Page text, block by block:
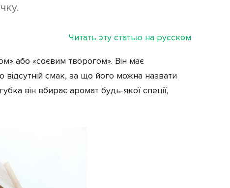
Читать эту статью на русском
або «соєвим творогом». Він має
відсутній смак, за що його можна назвати
він вбирає аромат будь-якої спеції,